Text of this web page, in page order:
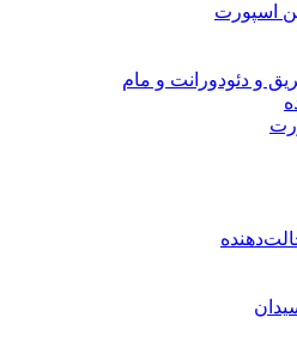
اسپورت
و دئودورانت و مام